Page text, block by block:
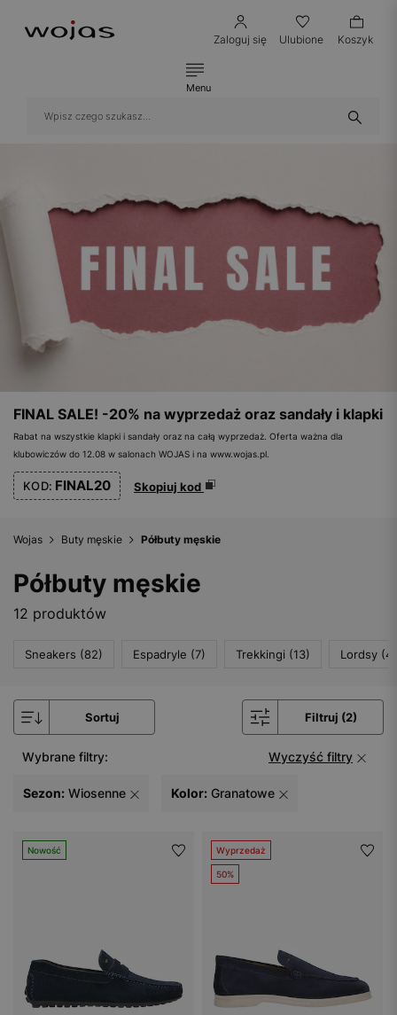
Zaloguj się Ulubione Koszyk
Menu
FINAL SALE! -20% na wyprzedaż oraz sandały i klapki
Rabat na wszystkie klapki i sandały oraz na całą wyprzedaż. Oferta ważna dla
klubowiczów do 12.08 w salonach WOJAS i na www.wojas.pl.
KOD: FINAL20 Skopiuj kod
Wojas Buty męskie Półbuty męskie
Półbuty męskie
12 produktów
Sneakers (82) Espadryle (7) Trekkingi (13) Lordsy (4)
Sortuj Filtruj (2)
Wybrane filtry: Wyczyść filtry
Sezon: Wiosenne Kolor: Granatowe
Nowość Wyprzedaż
50%